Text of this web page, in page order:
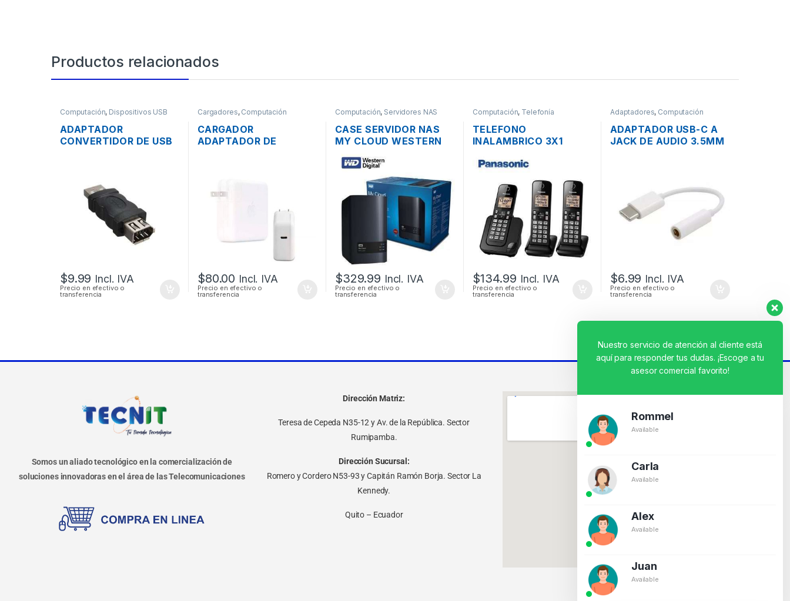
Productos relacionados
Computación, Dispositivos USB
ADAPTADOR
CONVERTIDOR DE USB
$9.99 Incl. IVA
Precio en efectivo o
transferencia
Cargadores, Computación
CARGADOR
ADAPTADOR DE
ORIGINAL
$80.00 Incl. IVA
Precio en efectivo o
transferencia
Computación, Servidores NAS
CASE SERVIDOR NAS
MY CLOUD WESTERN
CON USB 3.0 Y PUERTO
DE RED GIGABIT
$329.99 Incl. IVA
Precio en efectivo o
transferencia
Computación, Telefonía
TELEFONO
INALAMBRICO 3X1
DECT 6.0 C-ID 1.9 GHZ
CONTESTADOR
$134.99 Incl. IVA
Precio en efectivo o
transferencia
Adaptadores, Computación
ADAPTADOR USB-C A
JACK DE AUDIO 3.5MM
$6.99 Incl. IVA
Precio en efectivo o
transferencia
Somos un aliado tecnológico en la comercialización de
soluciones innovadoras en el área de las Telecomunicaciones
Dirección Matriz:
Teresa de Cepeda N35-12 y Av. de la República. Sector
Rumipamba.
Dirección Sucursal:
Romero y Cordero N53-93 y Capitán Ramón Borja. Sector La
Kennedy.
Quito – Ecuador
Nuestro servicio de atención al cliente está
aquí para responder tus dudas. ¡Escoge a tu
asesor comercial favorito!
Rommel
Available
Carla
Available
Alex
Available
Juan
Available